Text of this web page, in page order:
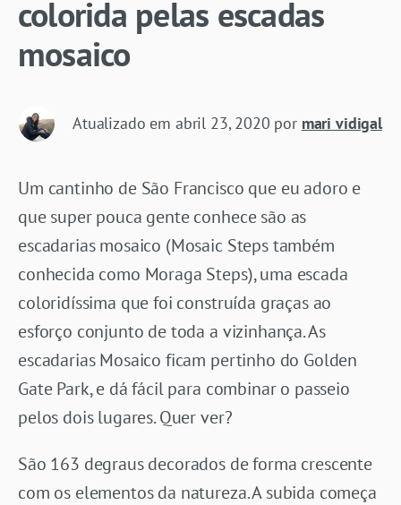
colorida pelas escadas
mosaico
Atualizado em abril 23, 2020 por mari vidigal
Um cantinho de São Francisco que eu adoro e
que super pouca gente conhece são as
escadarias mosaico (Mosaic Steps também
conhecida como Moraga Steps), uma escada
coloridíssima que foi construída graças ao
esforço conjunto de toda a vizinhança. As
escadarias Mosaico ficam pertinho do Golden
Gate Park, e dá fácil para combinar o passeio
pelos dois lugares. Quer ver?
São 163 degraus decorados de forma crescente
com os elementos da natureza. A subida começa